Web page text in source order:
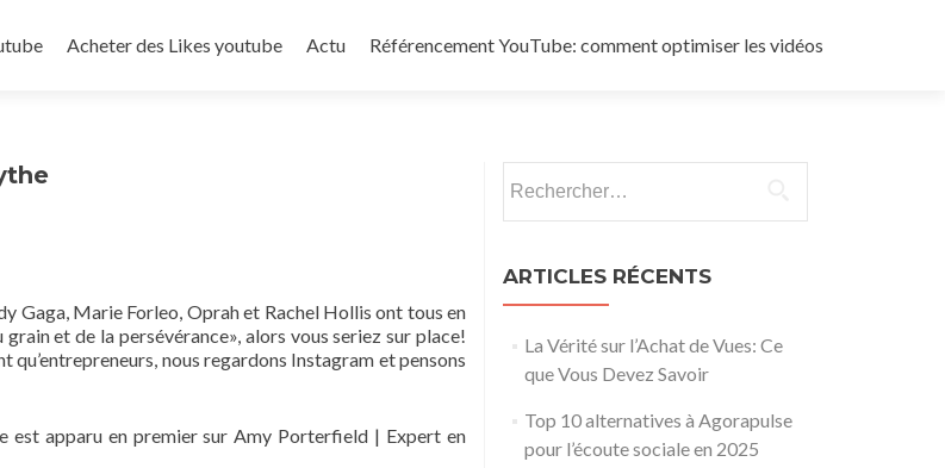
Acheter des Likes youtube Actu Référencement YouTube: comment optimiser les vidéos
Gaga, Marie Forleo, Oprah et Rachel Hollis ont tous en
et de la persévérance», alors vous seriez sur place!
qu’entrepreneurs, nous regardons Instagram et pensons
est apparu en premier sur Amy Porterfield | Expert en
ARTICLES RÉCENTS
La Vérité sur l’Achat de Vues: Ce
que Vous Devez Savoir
Top 10 alternatives à Agorapulse
pour l’écoute sociale en 2025